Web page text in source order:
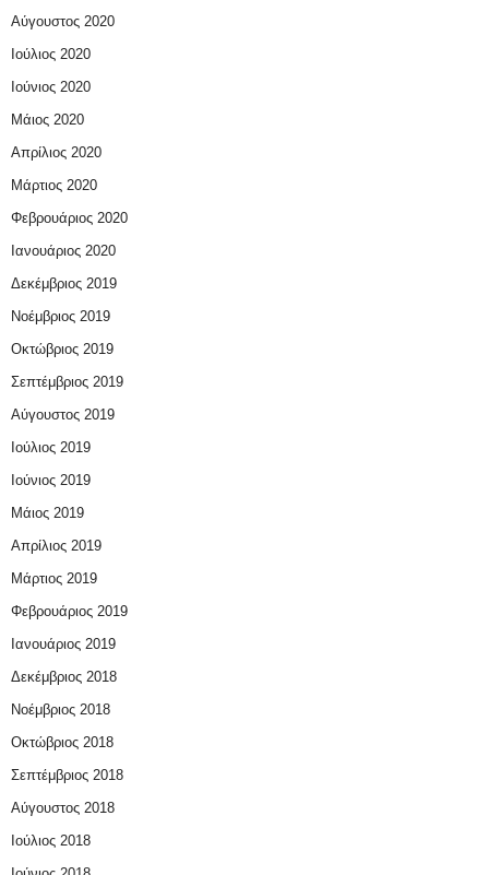
Αύγουστος 2020
Ιούλιος 2020
Ιούνιος 2020
Μάιος 2020
Απρίλιος 2020
Μάρτιος 2020
Φεβρουάριος 2020
Ιανουάριος 2020
Δεκέμβριος 2019
Νοέμβριος 2019
Οκτώβριος 2019
Σεπτέμβριος 2019
Αύγουστος 2019
Ιούλιος 2019
Ιούνιος 2019
Μάιος 2019
Απρίλιος 2019
Μάρτιος 2019
Φεβρουάριος 2019
Ιανουάριος 2019
Δεκέμβριος 2018
Νοέμβριος 2018
Οκτώβριος 2018
Σεπτέμβριος 2018
Αύγουστος 2018
Ιούλιος 2018